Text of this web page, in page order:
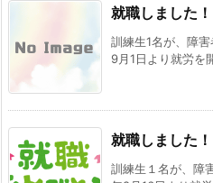
就職しました！
訓練生1名が、障
9月1日より就労を
就職しました！
訓練生１名が、障